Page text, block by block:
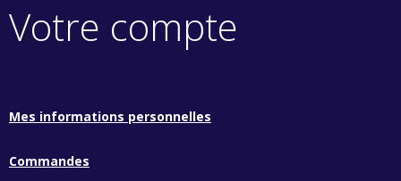
Votre compte
Mes informations personnelles
Commandes